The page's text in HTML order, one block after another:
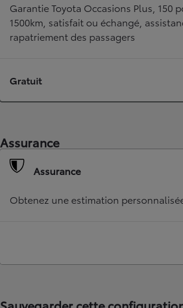
Disponible rapidement
Garantie Toyota Occasions Plus,
1500km, satisfait ou échangé,
rapatriement des passagers
Gratuit
Assurance
Assurance
Obtenez une estimation